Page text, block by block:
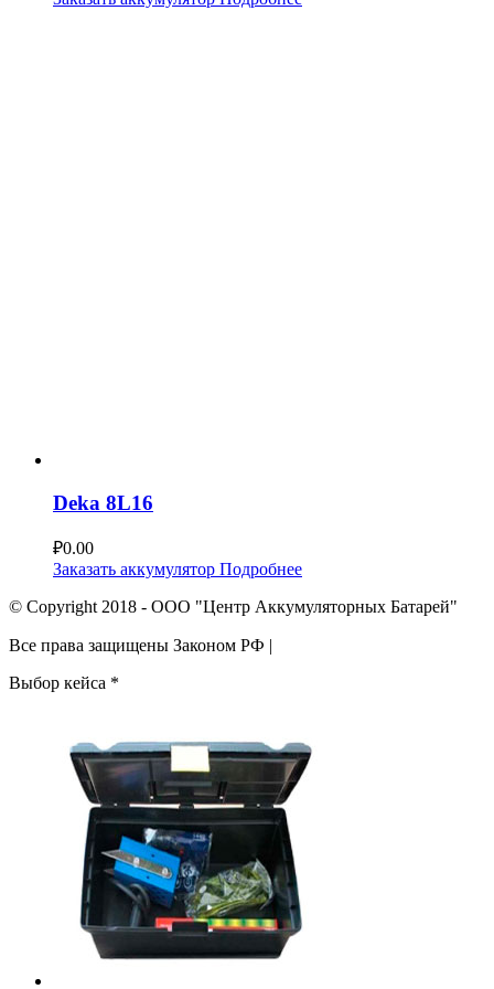
Deka 8L16
₽0.00
Заказать аккумулятор Подробнее
© Copyright 2018 - ООО "Центр Аккумуляторных Батарей"
Все права защищены Законом РФ |
Выбор кейса *